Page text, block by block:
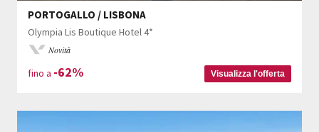
PORTOGALLO / LISBONA
Olympia Lis Boutique Hotel 4*
Novità
fino a -62% Visualizza l'offerta